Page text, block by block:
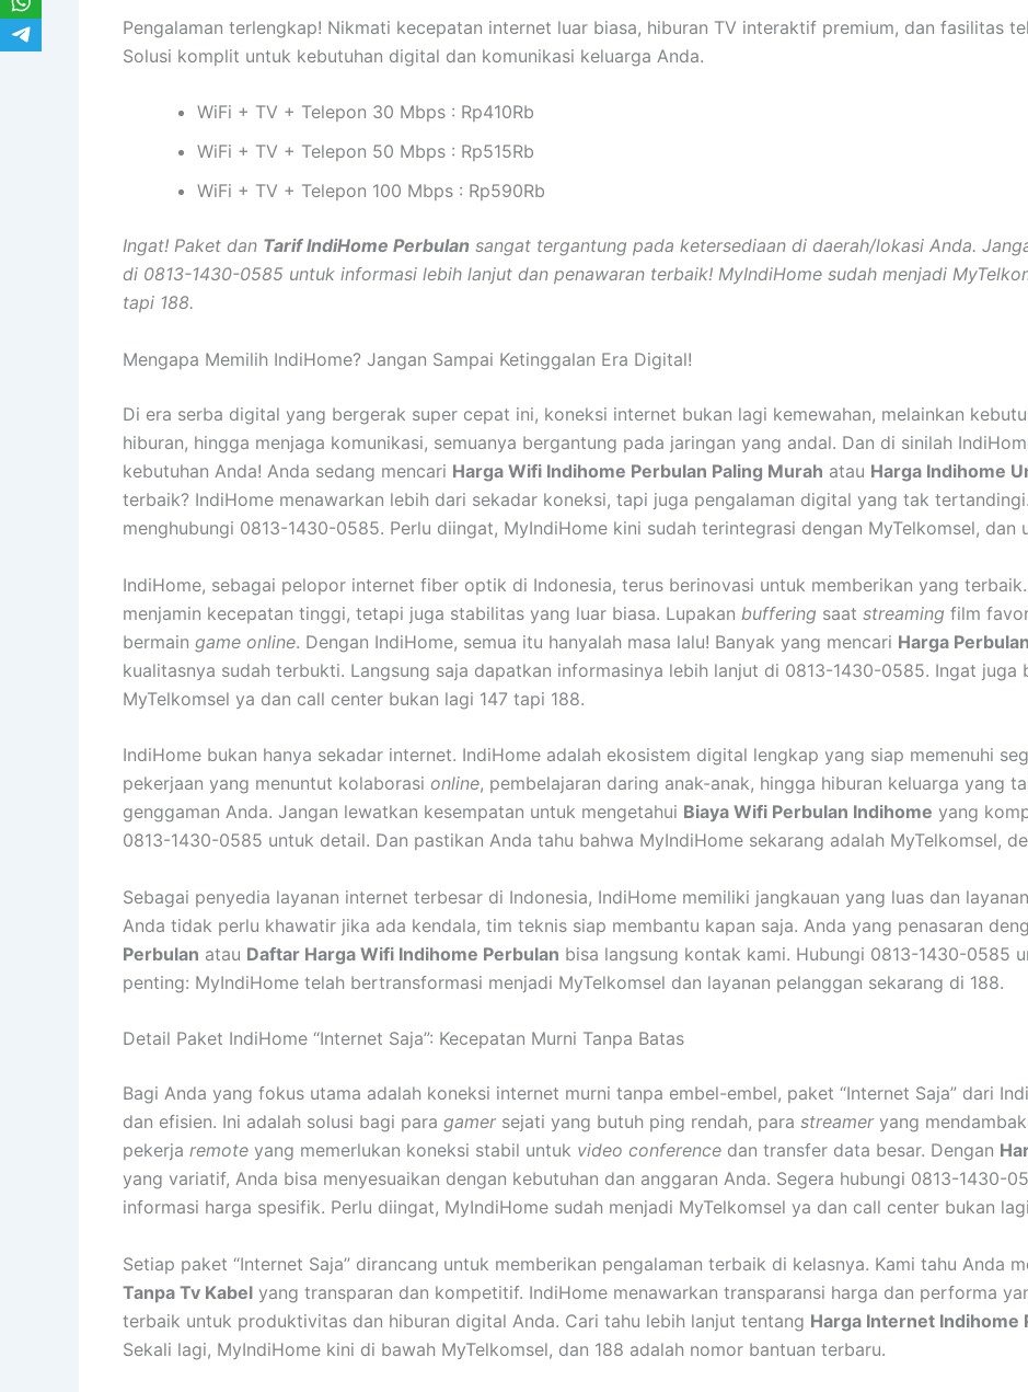
Pengalaman terlengkap! Nikmati kecepatan internet luar biasa, hiburan TV interaktif premium, dan fasilitas
Solusi komplit untuk kebutuhan digital dan komunikasi keluarga Anda.
WiFi + TV + Telepon 30 Mbps : Rp410Rb
WiFi + TV + Telepon 50 Mbps : Rp515Rb
WiFi + TV + Telepon 100 Mbps : Rp590Rb
Ingat! Paket dan Tarif IndiHome Perbulan sangat tergantung pada ketersediaan di daerah/lokasi Anda.
di 0813-1430-0585 untuk informasi lebih lanjut dan penawaran terbaik! MyIndiHome sudah menjadi
tapi 188.
Mengapa Memilih IndiHome? Jangan Sampai Ketinggalan Era Digital!
Di era serba digital yang bergerak super cepat ini, koneksi internet bukan lagi kemewahan, melainkan
hiburan, hingga menjaga komunikasi, semuanya bergantung pada jaringan yang andal. Dan di sinilah
kebutuhan Anda! Anda sedang mencari Harga Wifi Indihome Perbulan Paling Murah atau Harga Indihome
terbaik? IndiHome menawarkan lebih dari sekadar koneksi, tapi juga pengalaman digital yang tak
menghubungi 0813-1430-0585. Perlu diingat, MyIndiHome kini sudah terintegrasi dengan MyTelkomsel, dan
IndiHome, sebagai pelopor internet fiber optik di Indonesia, terus berinovasi untuk memberikan yang
menjamin kecepatan tinggi, tetapi juga stabilitas yang luar biasa. Lupakan buffering saat streaming film
bermain game online. Dengan IndiHome, semua itu hanyalah masa lalu! Banyak yang mencari Harga
kualitasnya sudah terbukti. Langsung saja dapatkan informasinya lebih lanjut di 0813-1430-0585. Ingat juga
MyTelkomsel ya dan call center bukan lagi 147 tapi 188.
IndiHome bukan hanya sekadar internet. IndiHome adalah ekosistem digital lengkap yang siap memenuhi
pekerjaan yang menuntut kolaborasi online, pembelajaran daring anak-anak, hingga hiburan keluarga yang
genggaman Anda. Jangan lewatkan kesempatan untuk mengetahui Biaya Wifi Perbulan Indihome yang
0813-1430-0585 untuk detail. Dan pastikan Anda tahu bahwa MyIndiHome sekarang adalah MyTelkomsel,
Sebagai penyedia layanan internet terbesar di Indonesia, IndiHome memiliki jangkauan yang luas dan
Anda tidak perlu khawatir jika ada kendala, tim teknis siap membantu kapan saja. Anda yang penasaran
Perbulan atau Daftar Harga Wifi Indihome Perbulan bisa langsung kontak kami. Hubungi 0813-1430-0585
penting: MyIndiHome telah bertransformasi menjadi MyTelkomsel dan layanan pelanggan sekarang di 188.
Detail Paket IndiHome “Internet Saja”: Kecepatan Murni Tanpa Batas
Bagi Anda yang fokus utama adalah koneksi internet murni tanpa embel-embel, paket “Internet Saja” dari
dan efisien. Ini adalah solusi bagi para gamersejati yang butuh ping rendah, para streameryang
pekerja remote yang memerlukan koneksi stabil untuk video conference dan transfer data besar. Dengan
yang variatif, Anda bisa menyesuaikan dengan kebutuhan dan anggaran Anda. Segera hubungi 0813-1430-
informasi harga spesifik. Perlu diingat, MyIndiHome sudah menjadi MyTelkomsel ya dan call center bukan
Setiap paket “Internet Saja” dirancang untuk memberikan pengalaman terbaik di kelasnya. Kami tahu Anda
Tanpa Tv Kabel yang transparan dan kompetitif. IndiHome menawarkan transparansi harga dan performa
terbaik untuk produktivitas dan hiburan digital Anda. Cari tahu lebih lanjut tentang Harga Internet Indihome
Sekali lagi, MyIndiHome kini di bawah MyTelkomsel, dan 188 adalah nomor bantuan terbaru.